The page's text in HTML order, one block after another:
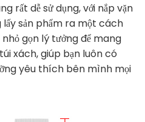
rất dễ sử dụng, với nắp vặn
lấy sản phẩm ra một cách
gọn lý tưởng để mang
xách, giúp bạn luôn có
yêu thích bên mình mọi